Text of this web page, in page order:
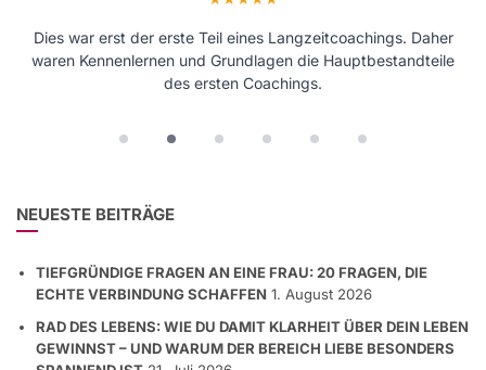
Dies war erst der erste Teil eines Langzeitcoachings. Daher
waren Kennenlernen und Grundlagen die Hauptbestandteile
des ersten Coachings.
Nicht lange überlegen – buchen! Absolut empfehlenswert.
Dieses Coaching muss man selbst erlebt haben.
ECHTE VERBINDUNG SCHAFFEN 1. August 2026
RAD DES LEBENS: WIE DU DAMIT KLARHEIT ÜBER DEIN LEBEN
GEWINNST – UND WARUM DER BEREICH LIEBE BESONDERS
SPANNEND IST 21. Juli 2026